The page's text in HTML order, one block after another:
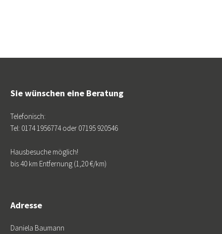
Sie wünschen eine Beratung
Telefonisch:
Tel: 0174 1956774 oder 07195 920546
Hausbesuche möglich!
bis 40 km Entfernung (1,20 €/km)
Adresse
Daniela Baumann